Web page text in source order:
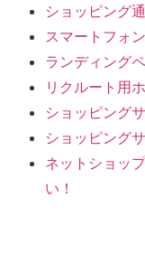
ショッピング
スマートフォ
ランディング
リクルート用
ショッピング
ショッピング
ネットショッ
い！